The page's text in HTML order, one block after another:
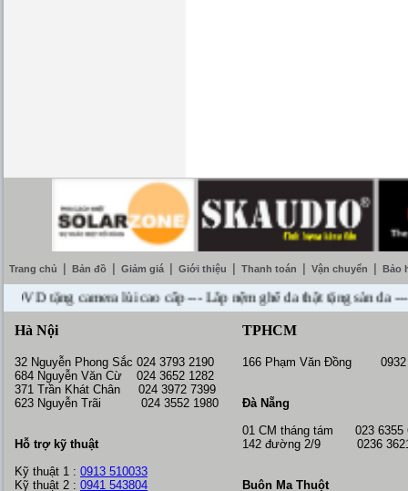
Trang chủ Bản đồ Giảm giá Giới thiệu Thanh toán Vận chuyển Bảo
tặng camera lùi cao cấp --- Lắp nệm ghế da thật tặng sàn da ---
Hà Nội
32 Nguyễn Phong Sắc 024 3793 2190
684 Nguyễn Văn Cừ 024 3652 1282
371 Trần Khát Chân 024 3972 7399
623 Nguyễn Trãi 024 3552 1980
Hỗ trợ kỹ thuật
Kỹ thuật 1 : 0913 510033
Kỹ thuật 2 : 0941 543804
TPHCM
166 Phạm Văn Đồng 0932
Đà Nẵng
01 CM tháng tám 023 6355
142 đường 2/9 0236
Buôn Ma Thuột